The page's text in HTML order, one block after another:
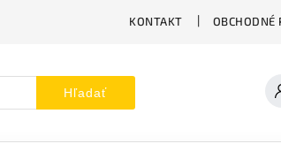
KONTAKT OBCHODNÉ
Hľadať